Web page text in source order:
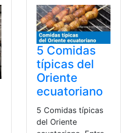
5 Comidas
típicas del
Oriente
ecuatoriano
5 Comidas típicas
del Oriente